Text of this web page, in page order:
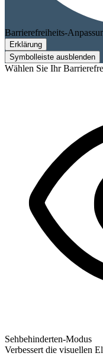
Barrierefreiheits-
Erklärung
Symbolleiste ausblenden
Wählen Sie Ihr
Sehbehinderten-Modus
Verbessert die visuellen